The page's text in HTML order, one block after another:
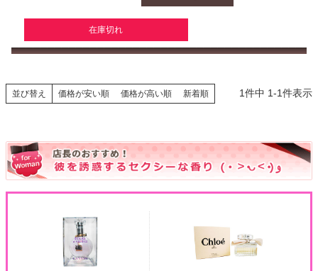
在庫切れ
並び替え 価格が安い順 価格が高い順 新着順 1件中 1-1件表示